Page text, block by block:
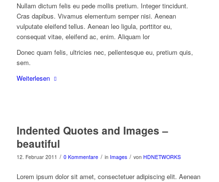
Nullam dictum felis eu pede mollis pretium. Integer tincidunt.
Cras dapibus. Vivamus elementum semper nisi. Aenean
vulputate eleifend tellus. Aenean leo ligula, porttitor eu,
consequat vitae, eleifend ac, enim. Aliquam lor
Donec quam felis, ultricies nec, pellentesque eu, pretium quis,
sem.
Weiterlesen
Indented Quotes and Images –
beautiful
12. Februar 2011 / 0 Kommentare / in Images / von HDNETWORKS
Lorem ipsum dolor sit amet, consectetuer adipiscing elit. Aenean